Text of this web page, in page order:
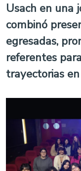
Usach en una
combinó
egresadas,
referentes
trayectorias